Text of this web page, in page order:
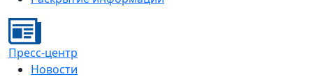
Пресс-центр
Новости